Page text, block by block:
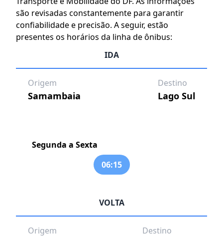
são revisadas constantemente para garantir
confiabilidade e precisão. A seguir, estão
presentes os horários da linha de ônibus:
IDA
Origem
Samambaia
Destino
Lago Sul
Segunda a Sexta
06:15
VOLTA
Origem Destino